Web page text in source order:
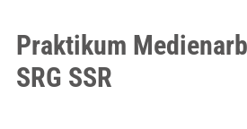
Praktikum
SRG SSR